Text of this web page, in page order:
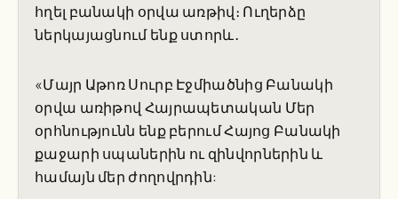
հղել բանակի օրվա առթիվ։ Ուղերձը
ներկայացնում ենք ստորև․
«Մայր Աթոռ Սուրբ Էջմիածնից Բանակի
օրվա առիթով Հայրապետական Մեր
օրհնությունն ենք բերում Հայոց Բանակի
քաջարի սպաներին ու զինվորներին և
համայն մեր ժողովրդին: